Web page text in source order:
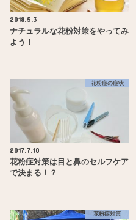
2018.5.3
ナチュラルな花粉対策をやってみ
よう！
花粉症の症状
2017.7.10
花粉症対策は目と鼻のセルフケア
で決まる！？
花粉症対策